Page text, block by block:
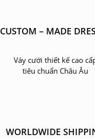
CUSTOM – MADE
Váy cưới thiết kế cao
tiêu chuẩn Châu Âu
WORLDWIDE